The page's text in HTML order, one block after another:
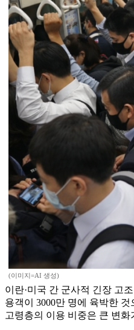
(이미지=AI 생성)
이란·미국 간 군사적 긴장 고
용객이 3000만 명에 육박한
고령층의 이용 비중은 큰 변화